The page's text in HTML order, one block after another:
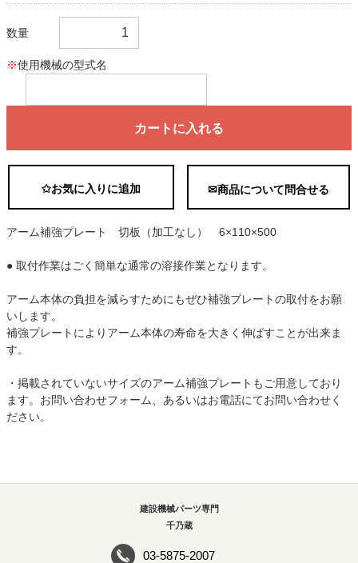
数量
※使用機械の型式名
カートに入れる
✩お気に入りに追加 ✉商品について問合せる
アーム補強プレート 切板（加工なし） 6×110×500
● 取付作業はごく簡単な通常の溶接作業となります。
アーム本体の負担を減らすためにもぜひ補強プレートの取付をお願
いします。
補強プレートによりアーム本体の寿命を大きく伸ばすことが出来ま
す。
・掲載されていないサイズのアーム補強プレートもご用意しており
ます。お問い合わせフォーム、あるいはお電話にてお問い合わせく
ださい。
建設機械パーツ専門
千乃蔵
03-5875-2007